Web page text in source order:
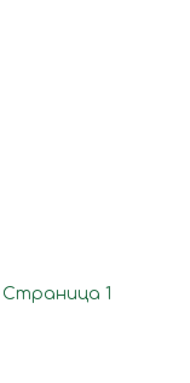
Страница 1